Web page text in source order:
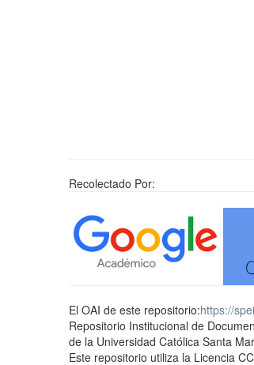
Recolectado Por:
El OAI de este repositorio:https://
Repositorio Institucional de
de la Universidad Católica Santa
Este repositorio utiliza la Licencia